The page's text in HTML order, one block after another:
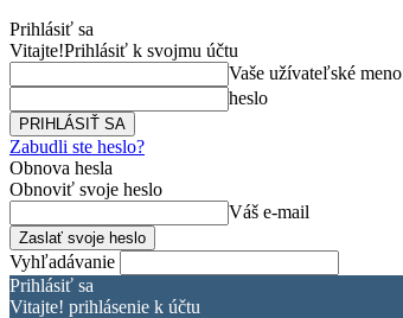
Prihlásiť sa
Vitajte!Prihlásiť k svojmu účtu
Vaše užívateľské meno
heslo
Zabudli ste heslo?
Obnova hesla
Obnoviť svoje heslo
Váš e-mail
Vyhľadávanie
Prihlásiť sa
Vitajte! prihlásenie k účtu